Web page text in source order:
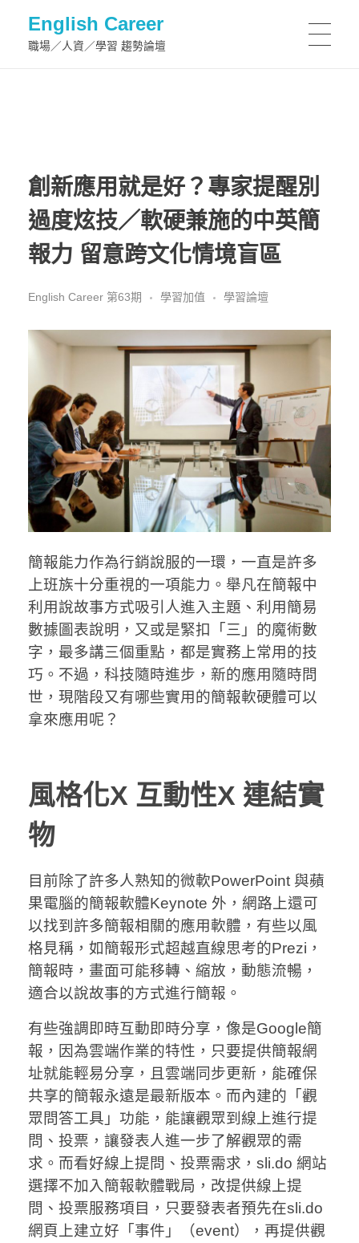
English Career
職場／人資／學習 趨勢論壇
創新應用就是好？專家提醒別
過度炫技／軟硬兼施的中英簡
報力 留意跨文化情境盲區
English Career 第63期 學習加值 學習論壇
簡報能力作為行銷說服的一環，一直是許多
上班族十分重視的一項能力。舉凡在簡報中
利用說故事方式吸引人進入主題、利用簡易
數據圖表說明，又或是緊扣「三」的魔術數
字，最多講三個重點，都是實務上常用的技
巧。不過，科技隨時進步，新的應用隨時問
世，現階段又有哪些實用的簡報軟硬體可以
拿來應用呢？
風格化X 互動性X 連結實
物
目前除了許多人熟知的微軟PowerPoint 與蘋
果電腦的簡報軟體Keynote 外，網路上還可
以找到許多簡報相關的應用軟體，有些以風
格見稱，如簡報形式超越直線思考的Prezi，
簡報時，畫面可能移轉、縮放，動態流暢，
適合以說故事的方式進行簡報。
有些強調即時互動即時分享，像是Google簡
報，因為雲端作業的特性，只要提供簡報網
址就能輕易分享，且雲端同步更新，能確保
共享的簡報永遠是最新版本。而內建的「觀
眾問答工具」功能，能讓觀眾到線上進行提
問、投票，讓發表人進一步了解觀眾的需
求。而看好線上提問、投票需求，sli.do 網站
選擇不加入簡報軟體戰局，改提供線上提
問、投票服務項目，只要發表者預先在sli.do
網頁上建立好「事件」（event），再提供觀